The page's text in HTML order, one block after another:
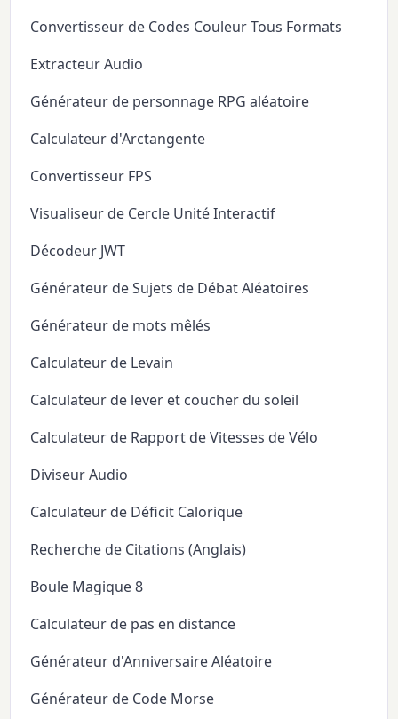
Convertisseur de Codes Couleur Tous Formats
Extracteur Audio
Générateur de personnage RPG aléatoire
Calculateur d'Arctangente
Convertisseur FPS
Visualiseur de Cercle Unité Interactif
Décodeur JWT
Générateur de Sujets de Débat Aléatoires
Générateur de mots mêlés
Calculateur de Levain
Calculateur de lever et coucher du soleil
Calculateur de Rapport de Vitesses de Vélo
Diviseur Audio
Calculateur de Déficit Calorique
Recherche de Citations (Anglais)
Boule Magique 8
Calculateur de pas en distance
Générateur d'Anniversaire Aléatoire
Générateur de Code Morse